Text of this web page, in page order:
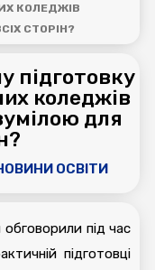
КОЛЕДЖІВ
СТОРІН?
підготовку
коледжів
для
ОСВІТИ
під час
підготовці